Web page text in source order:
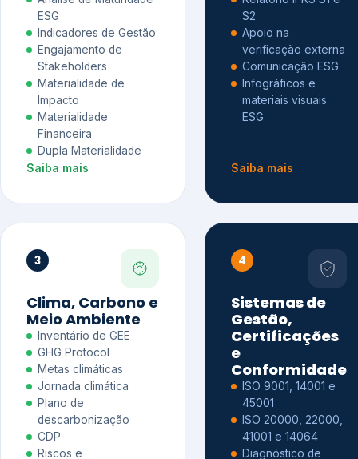
ESG
Indicadores de Gestão
Engajamento de
Stakeholders
Materialidade de
Impacto
Materialidade
Financeira
Dupla Materialidade
Saiba mais
S2
Apoio na
verificação externa
Comunicação ESG
Infográficos e
materiais visuais
ESG
Saiba mais
3
Clima, Carbono e
Meio Ambiente
Inventário de GEE
GHG Protocol
Metas climáticas
Jornada climática
Plano de
descarbonização
CDP
Riscos e
4
Sistemas de
Gestão,
Certificações
e
Conformidade
ISO 9001, 14001 e
45001
ISO 20000, 22000,
41001 e 14064
Diagnóstico de